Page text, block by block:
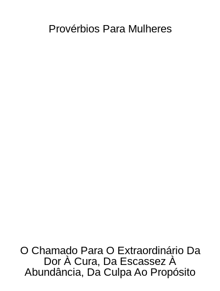
Provérbios Para Mulheres
O Chamado Para O Extraordinário Da
Dor À Cura, Da Escassez À
Abundância, Da Culpa Ao Propósito